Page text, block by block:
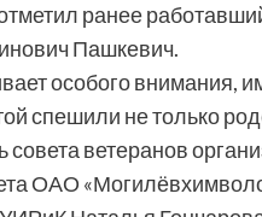
ранее
Пашкевич.
особого внимания,
спешили не только
ветеранов
ОАО